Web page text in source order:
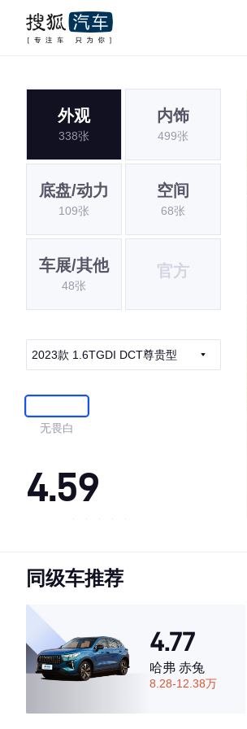
外观
338张
内饰
499张
底盘/动力
109张
空间
68张
车展/其他
48张
官方
2023款 1.6TGDI DCT尊贵型
无畏白
4.59
·内饰表现一般，低于55%同级车
·空间表现一般，低于68%同级车
同级车推荐
4.77
哈弗 赤兔
8.28-12.38万